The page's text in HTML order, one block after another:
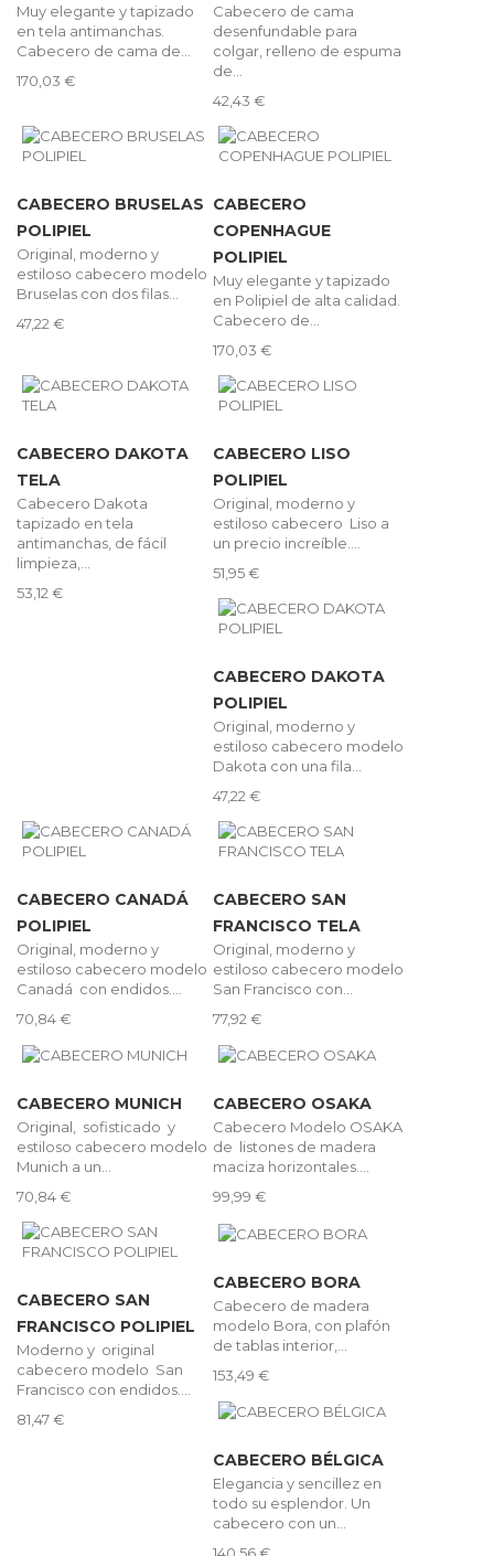
Muy elegante y tapizado
en tela antimanchas.
Cabecero de cama de...
170,03 €
Cabecero de cama
desenfundable para
colgar, relleno de espuma
de...
42,43 €
CABECERO BRUSELAS
POLIPIEL
Original, moderno y
estiloso cabecero modelo
Bruselas con dos filas...
47,22 €
CABECERO
COPENHAGUE
POLIPIEL
Muy elegante y tapizado
en Polipiel de alta calidad.
Cabecero de...
170,03 €
CABECERO DAKOTA
TELA
Cabecero Dakota
tapizado en tela
antimanchas, de fácil
limpieza,...
53,12 €
CABECERO LISO
POLIPIEL
Original, moderno y
estiloso cabecero Liso a
un precio increíble....
51,95 €
CABECERO DAKOTA
POLIPIEL
Original, moderno y
estiloso cabecero modelo
Dakota con una fila...
47,22 €
CABECERO CANADÁ
POLIPIEL
Original, moderno y
estiloso cabecero modelo
Canadá con endidos....
70,84 €
CABECERO SAN
FRANCISCO TELA
Original, moderno y
estiloso cabecero modelo
San Francisco con...
77,92 €
CABECERO MUNICH
Original, sofisticado y
estiloso cabecero modelo
Munich a un...
70,84 €
CABECERO OSAKA
Cabecero Modelo OSAKA
de listones de madera
maciza horizontales....
99,99 €
CABECERO SAN
FRANCISCO POLIPIEL
Moderno y original
cabecero modelo San
Francisco con endidos....
81,47 €
CABECERO BORA
Cabecero de madera
modelo Bora, con plafón
de tablas interior,...
153,49 €
CABECERO BÉLGICA
Elegancia y sencillez en
todo su esplendor. Un
cabecero con un...